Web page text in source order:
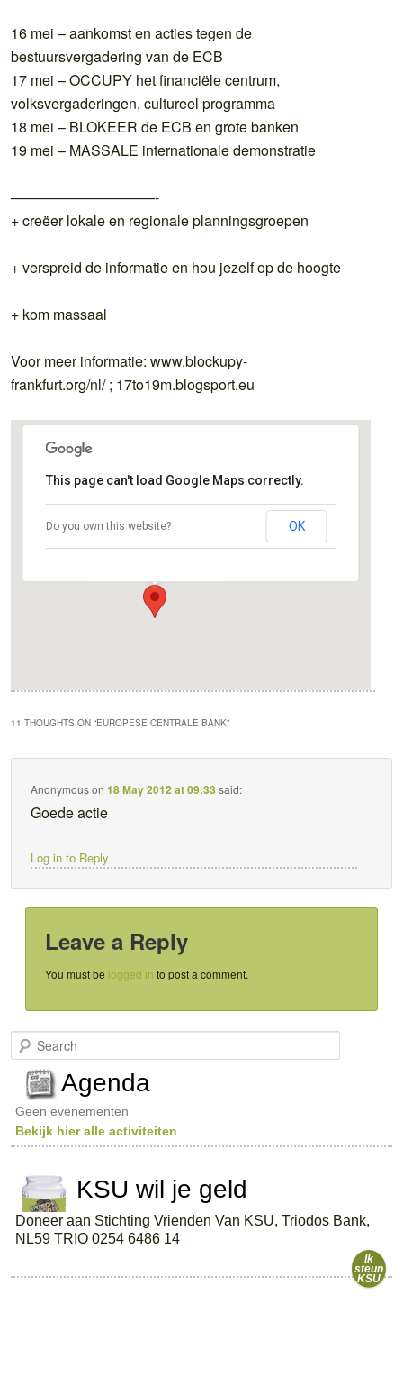
16 mei – aankomst en acties tegen de
bestuursvergadering van de ECB
17 mei – OCCUPY het financiële centrum,
volksvergaderingen, cultureel programma
18 mei – BLOKEER de ECB en grote banken
19 mei – MASSALE internationale demonstratie
——————————-
+ creëer lokale en regionale planningsgroepen
+ verspreid de informatie en hou jezelf op de hoogte
+ kom massaal
Voor meer informatie: www.blockupy-
frankfurt.org/nl/ ; 17to19m.blogsport.eu
Europese Centrale Bank
Details
This page can't load Google Maps correctly.
Do you own this website? OK
11 THOUGHTS ON “EUROPESE CENTRALE BANK”
Anonymouson18 May 2012 at 09:33said:
Goede actie
Log in to Reply
Leave a Reply
You must be logged in to post a comment.
h
Agenda
Geen evenementen
Bekijk hier alle activiteiten
KSU wil je geld
Doneer aan Stichting Vrienden Van KSU, Triodos Bank,
NL59 TRIO 0254 6486 14
Ik
steun
KSU